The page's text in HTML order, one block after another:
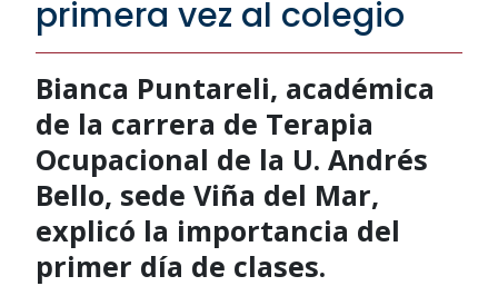
primera vez al colegio
Bianca Puntareli, académica
de la carrera de Terapia
Ocupacional de la U. Andrés
Bello, sede Viña del Mar,
explicó la importancia del
primer día de clases.